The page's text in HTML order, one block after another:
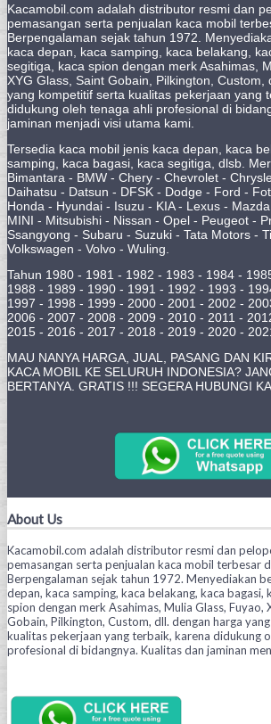
Kacamobil.com adalah distributor resmi dan
pemasangan serta penjualan kaca mobil
Berpengalaman sejak tahun 1972.
kaca depan, kaca samping, kaca belakang,
segitiga, kaca spion dengan merk Asahimas,
XYG Glass, Saint Gobain, Pilkington, Custom,
yang kompetitif serta kualitas pekerjaan yang
didukung oleh tenaga ahli profesional di
jaminan menjadi visi utama kami.
Tersedia kaca mobil jenis kaca depan, kaca
samping, kaca bagasi, kaca segitiga, dlsb.
Bimantara - BMW - Chery - Chevrolet -
Daihatsu - Datsun - DFSK - Dodge - Ford -
Honda - Hyundai - Isuzu - KIA - Lexus -
MINI - Mitsubishi - Nissan - Opel - Peugeot -
Ssangyong - Subaru - Suzuki - Tata Motors -
Volkswagen - Volvo - Wuling.
Tahun 1980 - 1981 - 1982 - 1983 - 1984 -
1988 - 1989 - 1990 - 1991 - 1992 - 1993 -
1997 - 1998 - 1999 - 2000 - 2001 - 2002 -
2006 - 2007 - 2008 - 2009 - 2010 - 2011 -
2015 - 2016 - 2017 - 2018 - 2019 - 2020 -
MAU NANYA HARGA, JUAL, PASANG DAN
KACA MOBIL KE SELURUH INDONESIA?
BERTANYA. GRATIS !!! SEGERA HUBUNGI
About Us
Kacamobil.com adalah distributor resmi dan
pemasangan serta penjualan kaca mobil terbesar
Berpengalaman sejak tahun 1972. Menyediakan
depan, kaca samping, kaca belakang, kaca bagasi,
spion dengan merk Asahimas, Mulia Glass, Fuyao,
Gobain, Pilkington, Custom, dll. dengan harga
kualitas pekerjaan yang terbaik, karena didukung
profesional di bidangnya. Kualitas dan jaminan